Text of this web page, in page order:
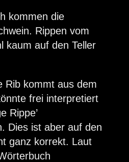
kommen die
Rippen vom
kaum auf den Teller
Rib kommt aus dem
frei interpretiert
Rippe’
Dies ist aber auf den
ganz korrekt. Laut